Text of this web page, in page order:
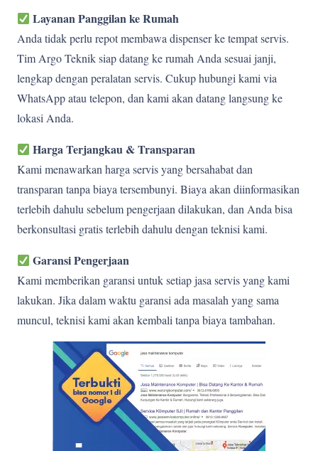
Layanan Panggilan ke Rumah
Anda tidak perlu repot membawa dispenser ke tempat servis.
Tim Argo Teknik siap datang ke rumah Anda sesuai janji,
lengkap dengan peralatan servis. Cukup hubungi kami via
WhatsApp atau telepon, dan kami akan datang langsung ke
lokasi Anda.
Harga Terjangkau & Transparan
Kami menawarkan harga servis yang bersahabat dan
transparan tanpa biaya tersembunyi. Biaya akan diinformasikan
terlebih dahulu sebelum pengerjaan dilakukan, dan Anda bisa
berkonsultasi gratis terlebih dahulu dengan teknisi kami.
Garansi Pengerjaan
Kami memberikan garansi untuk setiap jasa servis yang kami
lakukan. Jika dalam waktu garansi ada masalah yang sama
muncul, teknisi kami akan kembali tanpa biaya tambahan.